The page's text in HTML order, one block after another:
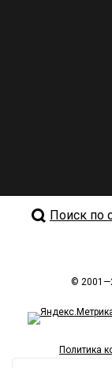
Поиск по
©
Политика